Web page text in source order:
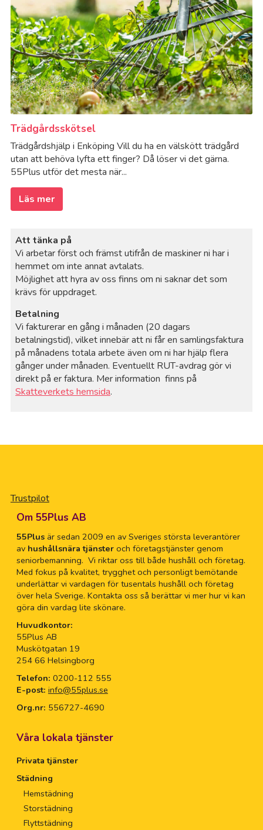
Trädgårdsskötsel
Trädgårdshjälp i Enköping Vill du ha en välskött trädgård
utan att behöva lyfta ett finger? Då löser vi det gärna.
55Plus utför det mesta när...
Läs mer
Att tänka på
Vi arbetar först och främst utifrån de maskiner ni har i
hemmet om inte annat avtalats.
Möjlighet att hyra av oss finns om ni saknar det som
krävs för uppdraget.
Betalning
Vi fakturerar en gång i månaden (20 dagars
betalningstid), vilket innebär att ni får en samlingsfaktura
på månadens totala arbete även om ni har hjälp flera
gånger under månaden. Eventuellt RUT-avdrag gör vi
direkt på er faktura. Mer information finns på
Skatteverkets hemsida.
Trustpilot
Om 55Plus AB
55Plusär sedan 2009 en av Sveriges största leverantörer
av hushållsnära tjänsteroch företagstjänster genom
seniorbemanning. Vi riktar oss till både hushåll och företag.
Med fokus på kvalitet, trygghet och personligt bemötande
underlättar vi vardagen för tusentals hushåll och företag
över hela Sverige. Kontakta oss så berättar vi mer hur vi kan
göra din vardag lite skönare.
Huvudkontor:
55Plus AB
Muskötgatan 19
254 66 Helsingborg
Telefon: 0200-112 555
E-post: info@55plus.se
Org.nr: 556727-4690
Våra lokala tjänster
Privata tjänster
Städning
Hemstädning
Storstädning
Flyttstädning